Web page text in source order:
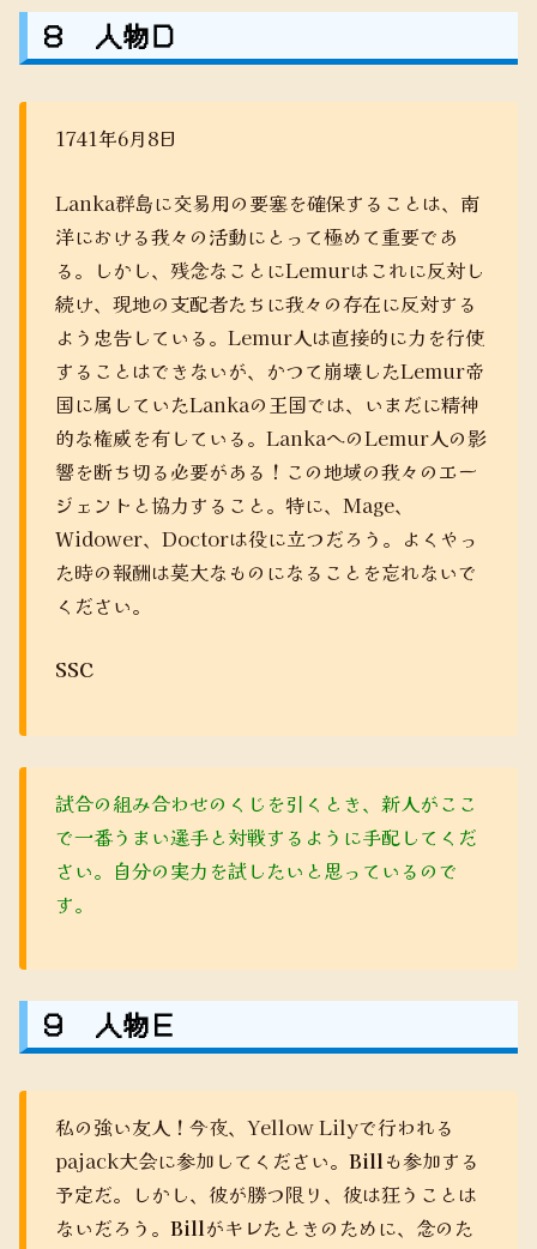
８ 人物Ｄ
1741年6月8日
Lanka群島に交易用の要塞を確保することは、南
洋における我々の活動にとって極めて重要であ
る。しかし、残念なことにLemurはこれに反対し
続け、現地の支配者たちに我々の存在に反対する
よう忠告している。Lemur人は直接的に力を行使
することはできないが、かつて崩壊したLemur帝
国に属していたLankaの王国では、いまだに精神
的な権威を有している。LankaへのLemur人の影
響を断ち切る必要がある！この地域の我々のエー
ジェントと協力すること。特に、Mage、
Widower、Doctorは役に立つだろう。よくやっ
た時の報酬は莫大なものになることを忘れないで
ください。
SSC
試合の組み合わせのくじを引くとき、新人がここ
で一番うまい選手と対戦するように手配してくだ
さい。自分の実力を試したいと思っているので
す。
９ 人物Ｅ
私の強い友人！今夜、Yellow Lilyで行われる
pajack大会に参加してください。 Billも参加する
予定だ。しかし、彼が勝つ限り、彼は狂うことは
ないだろう。 Billがキレたときのために、念のた